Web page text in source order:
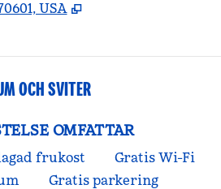
USA
OCH SVITER
OMFATTAR
frukost
Gratis Wi-Fi
Gratis parkering